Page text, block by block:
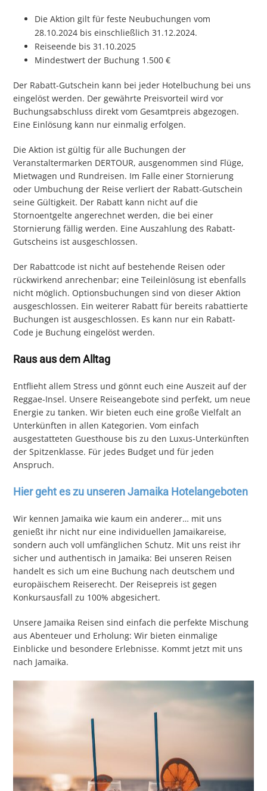
Die Aktion gilt für feste Neubuchungen vom
28.10.2024 bis einschließlich 31.12.2024.
Reiseende bis 31.10.2025
Mindestwert der Buchung 1.500 €
Der Rabatt-Gutschein kann bei jeder Hotelbuchung bei uns
eingelöst werden. Der gewährte Preisvorteil wird vor
Buchungsabschluss direkt vom Gesamtpreis abgezogen.
Eine Einlösung kann nur einmalig erfolgen.
Die Aktion ist gültig für alle Buchungen der
Veranstaltermarken DERTOUR, ausgenommen sind Flüge,
Mietwagen und Rundreisen. Im Falle einer Stornierung
oder Umbuchung der Reise verliert der Rabatt-Gutschein
seine Gültigkeit. Der Rabatt kann nicht auf die
Stornoentgelte angerechnet werden, die bei einer
Stornierung fällig werden. Eine Auszahlung des Rabatt-
Gutscheins ist ausgeschlossen.
Der Rabattcode ist nicht auf bestehende Reisen oder
rückwirkend anrechenbar; eine Teileinlösung ist ebenfalls
nicht möglich. Optionsbuchungen sind von dieser Aktion
ausgeschlossen. Ein weiterer Rabatt für bereits rabattierte
Buchungen ist ausgeschlossen. Es kann nur ein Rabatt-
Code je Buchung eingelöst werden.
Raus aus dem Alltag
Entflieht allem Stress und gönnt euch eine Auszeit auf der
Reggae-Insel. Unsere Reiseangebote sind perfekt, um neue
Energie zu tanken. Wir bieten euch eine große Vielfalt an
Unter­künften in allen Kategorien. Vom einfach
ausgestatteten Guesthouse bis zu den Luxus­-Unterkünften
der Spitzenklasse. Für jedes Budget und für jeden
Anspruch.
Hier geht es zu unseren Jamaika Hotelangeboten
Wir kennen Jamaika wie kaum ein anderer… mit uns
genießt ihr nicht nur eine individuellen Jamaikareise,
sondern auch voll umfänglichen Schutz. Mit uns reist ihr
sicher und authentisch in Jamaika: Bei unseren Reisen
handelt es sich um eine Buchung nach deutschem und
europäischem Reiserecht. Der Reisepreis ist gegen
Konkursausfall zu 100% abgesichert.
Unsere Jamaika Reisen sind einfach die perfekte Mischung
aus Abenteuer und Erholung: Wir bieten einmalige
Einblicke und besondere Erlebnisse. Kommt jetzt mit uns
nach Jamaika.